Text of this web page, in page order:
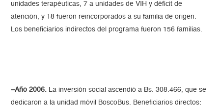
unidades terapéuticas, 7 a unidades de VIH y déficit de
atención, y 18 fueron reincorporados a su familia de origen.
Los beneficiarios indirectos del programa fueron 156 familias.
–Año 2006. La inversión social ascendió a Bs. 308.466, que se
dedicaron a la unidad móvil BoscoBus. Beneficiarios directos: